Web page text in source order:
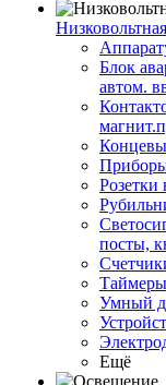
Блок
автом.
Розетки
посты,
Умный
Ещё